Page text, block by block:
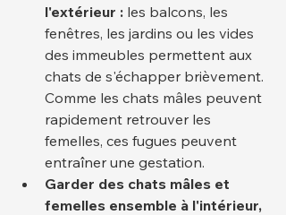
l'extérieur : les balcons, les
fenêtres, les jardins ou les vides
des immeubles permettent aux
chats de s'échapper brièvement.
Comme les chats mâles peuvent
rapidement retrouver les
femelles, ces fugues peuvent
entraîner une gestation.
Garder des chats mâles et
femelles ensemble à l'intérieur,